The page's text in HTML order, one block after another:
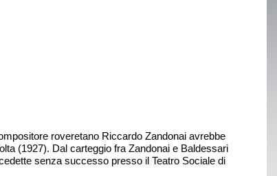
roveretano Riccardo Zandonai avrebbe
(1927). Dal carteggio fra Zandonai e Baldessari
senza successo presso il Teatro Sociale di